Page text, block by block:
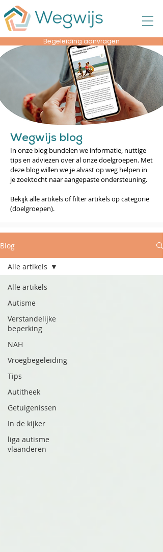
Begeleiding aanvragen
Wegwijs blog
In onze blog bundelen we informatie, nuttige
tips en adviezen over al onze doelgroepen. Met
deze blog willen we je alvast op weg helpen in
je zoektocht naar aangepaste ondersteuning.
Bekijk alle artikels of filter artikels op categorie
(doelgroepen).
Blog
Alle artikels
Autisme
Verstandelijke
beperking
NAH
Vroegbegeleiding
Tips
Autitheek
Getuigenissen
In de kijker
liga autisme
vlaanderen
Alle artikels